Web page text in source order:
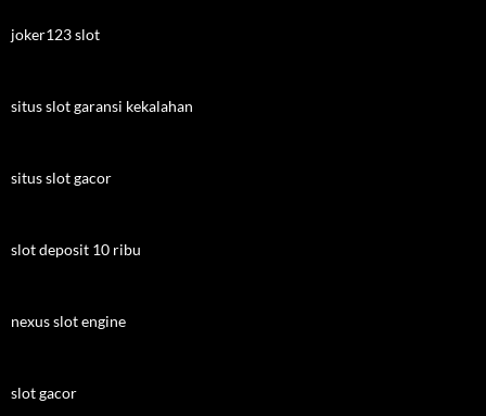
joker123 slot
situs slot garansi kekalahan
situs slot gacor
slot deposit 10 ribu
nexus slot engine
slot gacor